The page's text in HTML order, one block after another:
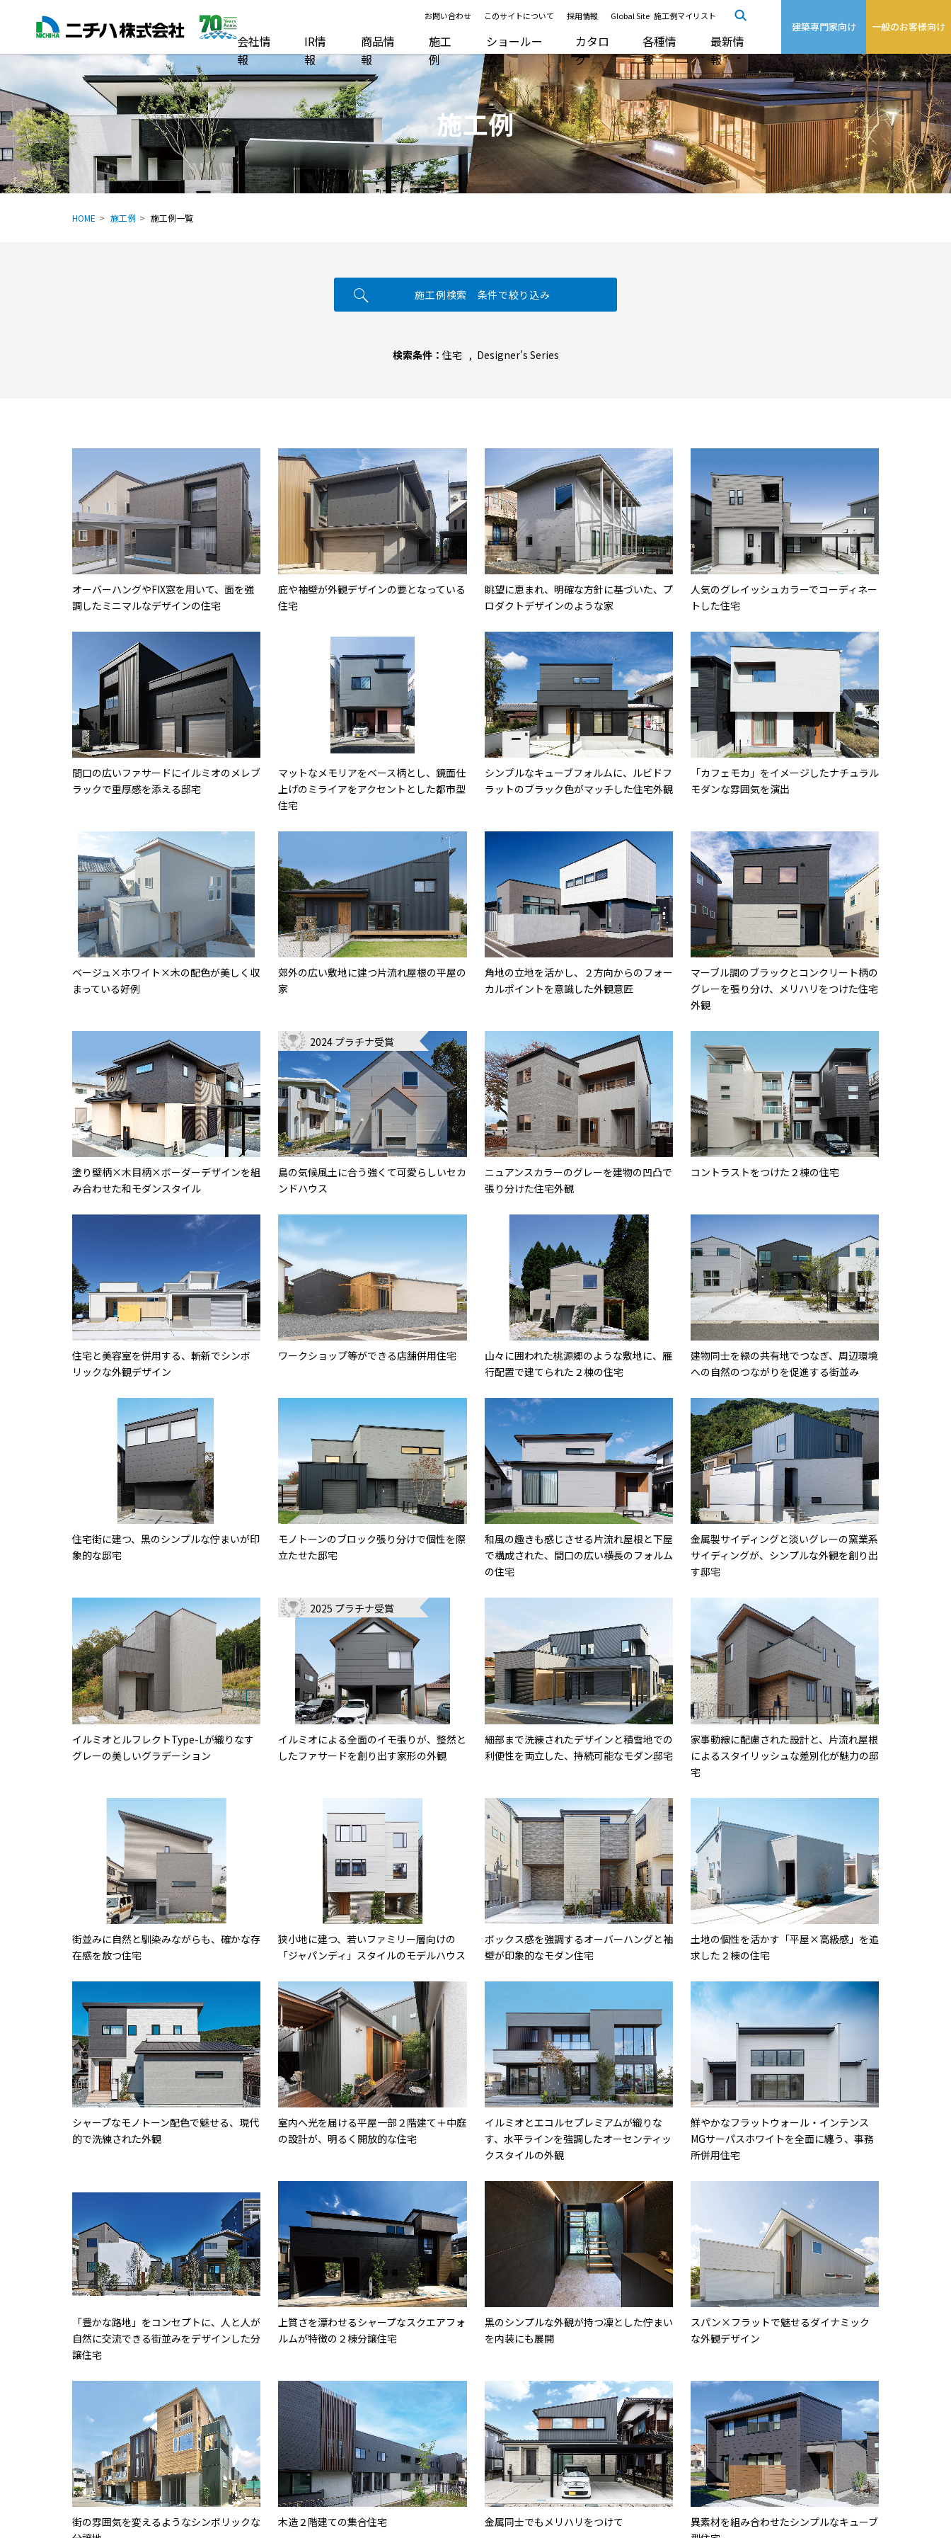
お問い合わせ このサイトについて 採用情報 Global Site 施工例マイリスト
会社情
報
IR情
報
商品情
報
施工
例
ショールー
ム
カタロ
グ
各種情
報
最新情
報
建築専門家向け 一般のお客様向け
施工例
HOME 施工例 施工例一覧
施工例検索 条件で絞り込み
検索条件： 住宅 Designer's Series
オーバーハングやFIX窓を用いて、面を強
調したミニマルなデザインの住宅
庇や袖壁が外観デザインの要となっている
住宅
眺望に恵まれ、明確な方針に基づいた、プ
ロダクトデザインのような家
人気のグレイッシュカラーでコーディネー
トした住宅
間口の広いファサードにイルミオのメレブ
ラックで重厚感を添える邸宅
マットなメモリアをベース柄とし、鏡面仕
上げのミライアをアクセントとした都市型
住宅
シンプルなキューブフォルムに、ルビドフ
ラットのブラック色がマッチした住宅外観
「カフェモカ」をイメージしたナチュラル
モダンな雰囲気を演出
ベージュ×ホワイト×木の配色が美しく収
まっている好例
郊外の広い敷地に建つ片流れ屋根の平屋の
家
角地の立地を活かし、２方向からのフォー
カルポイントを意識した外観意匠
マーブル調のブラックとコンクリート柄の
グレーを張り分け、メリハリをつけた住宅
外観
塗り壁柄×木目柄×ボーダーデザインを組
み合わせた和モダンスタイル
2024 プラチナ受賞
島の気候風土に合う強くて可愛らしいセカ
ンドハウス
ニュアンスカラーのグレーを建物の凹凸で
張り分けた住宅外観
コントラストをつけた２棟の住宅
住宅と美容室を併用する、斬新でシンボ
リックな外観デザイン
ワークショップ等ができる店舗併用住宅
山々に囲われた桃源郷のような敷地に、雁
行配置で建てられた２棟の住宅
建物同士を緑の共有地でつなぎ、周辺環境
への自然のつながりを促進する街並み
住宅街に建つ、黒のシンプルな佇まいが印
象的な邸宅
モノトーンのブロック張り分けで個性を際
立たせた邸宅
和風の趣きも感じさせる片流れ屋根と下屋
で構成された、間口の広い横長のフォルム
の住宅
金属製サイディングと淡いグレーの窯業系
サイディングが、シンプルな外観を創り出
す邸宅
イルミオとルフレクトType-Lが織りなす
グレーの美しいグラデーション
2025 プラチナ受賞
イルミオによる全面のイモ張りが、整然と
したファサードを創り出す家形の外観
細部まで洗練されたデザインと積雪地での
利便性を両立した、持続可能なモダン邸宅
家事動線に配慮された設計と、片流れ屋根
によるスタイリッシュな差別化が魅力の邸
宅
街並みに自然と馴染みながらも、確かな存
在感を放つ住宅
狭小地に建つ、若いファミリー層向けの
「ジャパンディ」スタイルのモデルハウス
ボックス感を強調するオーバーハングと袖
壁が印象的なモダン住宅
土地の個性を活かす「平屋×高級感」を追
求した２棟の住宅
シャープなモノトーン配色で魅せる、現代
的で洗練された外観
室内へ光を届ける平屋一部２階建て＋中庭
の設計が、明るく開放的な住宅
イルミオとエコルセプレミアムが織りな
す、水平ラインを強調したオーセンティッ
クスタイルの外観
鮮やかなフラットウォール・インテンス
MGサーパスホワイトを全面に纏う、事務
所併用住宅
「豊かな路地」をコンセプトに、人と人が
自然に交流できる街並みをデザインした分
譲住宅
上質さを漂わせるシャープなスクエアフォ
ルムが特徴の２棟分譲住宅
黒のシンプルな外観が持つ凜とした佇まい
を内装にも展開
スパン×フラットで魅せるダイナミック
な外観デザイン
街の雰囲気を変えるようなシンボリックな
木造２階建ての集合住宅 金属同士でもメリハリをつけて
異素材を組み合わせたシンプルなキューブ